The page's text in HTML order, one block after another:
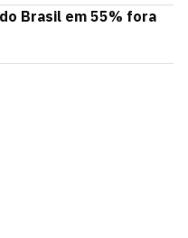
Brasil em 55% fora